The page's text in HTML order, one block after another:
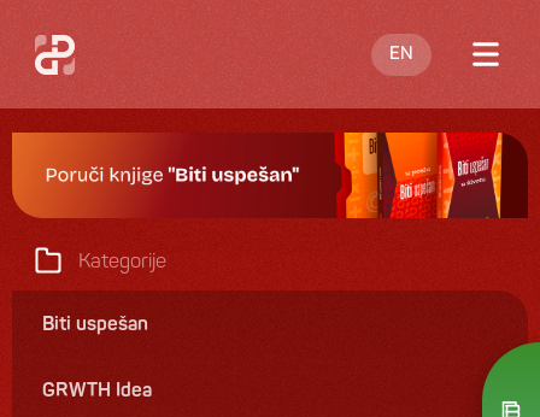
EN
O meni
Blog
Knjige
Kontakt
Kategorije
Biti uspešan
GRWTH Idea